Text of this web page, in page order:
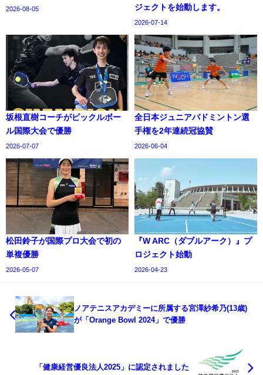
2026-08-05
ジェクトを始動します。
2026-07-14
坂根直樹コーチがピックルボー
ル国際大会で優勝
2026-07-07
全日本ジュニアバドミントン選
手権を2年連続冠協賛
2026-06-04
松田鈴子が国際プロ大会で初の
単複優勝
2026-05-07
『W ARC（ダブルアーク）』プ
ロジェクト始動
2026-04-23
ノアテニスアカデミーに所属する宮澤紗希乃(13歳)
が「Orange Bowl 2024」で優勝
「健康経営優良法人2025」に認定されました